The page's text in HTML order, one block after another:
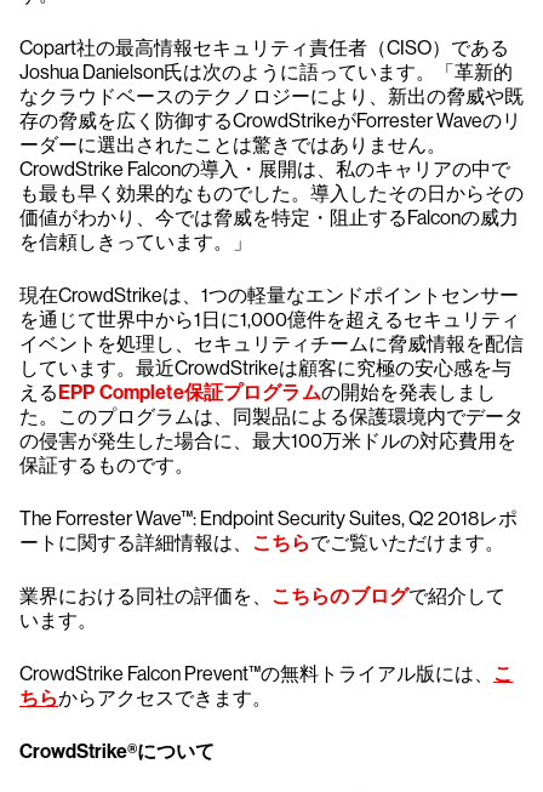
Copart社の最高情報セキュリティ責任者（CISO）である
Joshua Danielson氏は次のように語っています。「革新的
なクラウドベースのテクノロジーにより、新出の脅威や既
存の脅威を広く防御するCrowdStrikeがForrester Waveのリ
ーダーに選出されたことは驚きではありません。
CrowdStrike Falconの導入・展開は、私のキャリアの中で
も最も早く効果的なものでした。導入したその日からその
価値がわかり、今では脅威を特定・阻止するFalconの威力
を信頼しきっています。」
現在CrowdStrikeは、1つの軽量なエンドポイントセンサー
を通じて世界中から1日に1,000億件を超えるセキュリティ
イベントを処理し、セキュリティチームに脅威情報を配信
しています。最近CrowdStrikeは顧客に究極の安心感を与
えるEPP Complete保証プログラムの開始を発表しまし
た。このプログラムは、同製品による保護環境内でデータ
の侵害が発生した場合に、最大100万米ドルの対応費用を
保証するものです。
The Forrester Wave™: Endpoint Security Suites, Q2 2018レポ
ートに関する詳細情報は、 こちらでご覧いただけます。
業界における同社の評価を、 こちらのブログで紹介して
います。
CrowdStrike Falcon Prevent™の無料トライアル版には、 こ
ちらからアクセスできます。
CrowdStrike®について